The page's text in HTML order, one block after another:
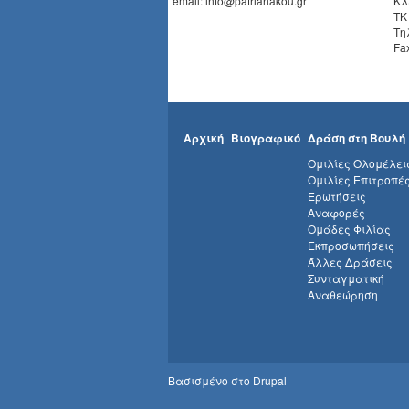
Αρχική Βιογραφικό Δράση στη Βουλή
Ομιλίες
Ομιλίες
Ερωτήσεις
Αναφορές
Ομάδες Φιλίας
Εκπροσωπήσεις
Άλλες Δράσεις
Συνταγματική
Αναθεώρηση
Βασισμένο στο Drupal